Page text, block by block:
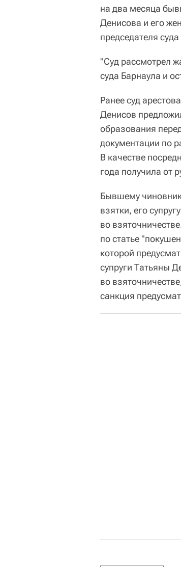
на два месяца
Денисова и его
председателя
"Суд рассмотрел
суда Барнаула и
Ранее суд
Денисов
образования
документации по
В качестве
года получила от
Бывшему
взятки, его
во
по статье
которой
супруги Татьяны
во
санкция